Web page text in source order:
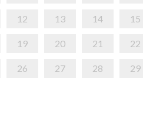
12 13 14 15
19 20 21 22
26 27 28 29